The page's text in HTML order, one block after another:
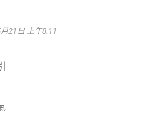
21日 上午8:11